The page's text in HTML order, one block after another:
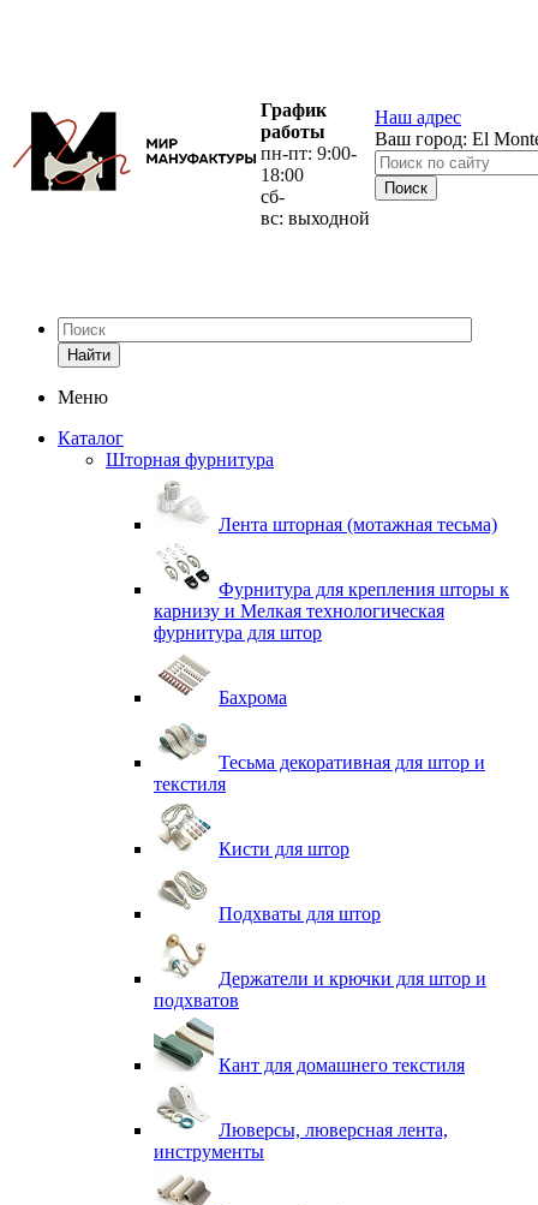
График
работы
пн-пт: 9:00-
18:00
сб-
вс: выходной
Наш адрес
Ваш город: El
Найти
Меню
Каталог
Шторная фурнитура
Лента шторная (мотажная тесьма)
Фурнитура для крепления шторы к
карнизу и Мелкая технологическая
фурнитура для штор
Бахрома
Тесьма декоративная для штор и
текстиля
Кисти для штор
Подхваты для штор
Держатели и крючки для штор и
подхватов
Кант для домашнего текстиля
Люверсы, люверсная лента,
инструменты